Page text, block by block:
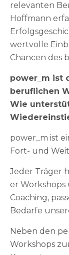
relevanten
Hoffmann
wertvolle
Chancen des
power_m ist
beruflichen
Wie
power_m ist
Fort- und
Jeder Träger
er Workshops
Coaching,
Bedarfe
Neben den
Workshops